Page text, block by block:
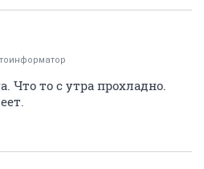
Что то с утра прохладно.